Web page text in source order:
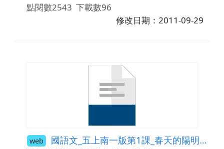
點閱數2543 下載數96
修改日期：2011-09-29
web 國語文_五上南一版第1課_春天的陽明山學習單